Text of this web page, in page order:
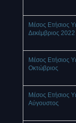
Μέσος Ετήσιος
Δεκέμβριος 2022
Μέσος Ετήσιος
Οκτώβριος
Μέσος Ετήσιος
Αύγουστος